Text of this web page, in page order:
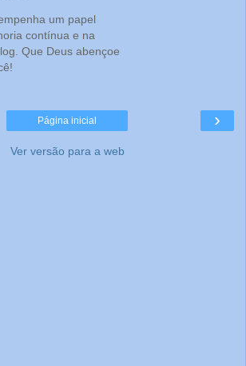
um papel
contínua e na
Que Deus abençoe
›
Página inicial
Ver versão para a web